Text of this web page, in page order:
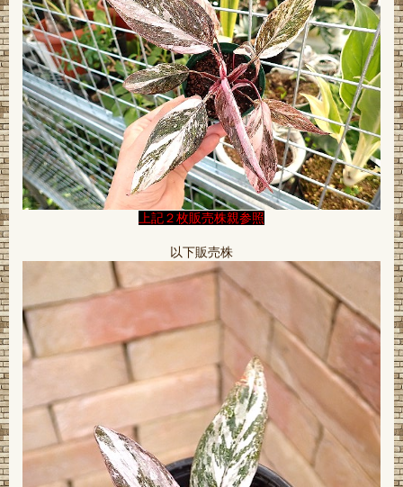
上記２枚販売株親参照
以下販売株